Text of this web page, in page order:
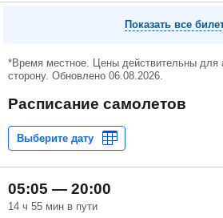
Показать все
*Время местное. Цены действительны для
сторону. Обновлено 06.08.2026.
Расписание самолетов
05:05 — 20:00
14 ч 55 мин в пути